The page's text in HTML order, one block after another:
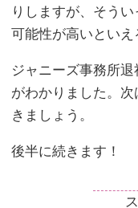
りしますが、そう
可能性が高いといえ
ジャニーズ事務所
がわかりました。
きましょう。
後半に続きます！